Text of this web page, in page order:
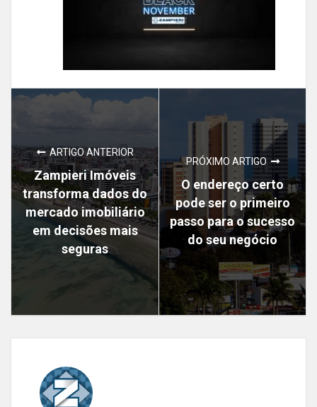
ARTIGO ANTERIOR
Zampieri Imóveis
transforma dados do
mercado imobiliário
em decisões mais
seguras
PRÓXIMO ARTIGO
O endereço certo
pode ser o primeiro
passo para o sucesso
do seu negócio